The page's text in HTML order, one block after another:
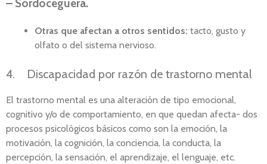
– Sordoceguera.
Otras que afectan a otros sentidos: tacto, gusto y
olfato o del sistema nervioso.
4. Discapacidad por razón de trastorno mental
El trastorno mental es una alteración de tipo emocional,
cognitivo y/o de comportamiento, en que quedan afecta- dos
procesos psicológicos básicos como son la emoción, la
motivación, la cognición, la conciencia, la conducta, la
percepción, la sensación, el aprendizaje, el lenguaje, etc.